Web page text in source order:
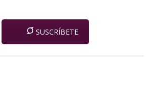
SUSCRÍBETE